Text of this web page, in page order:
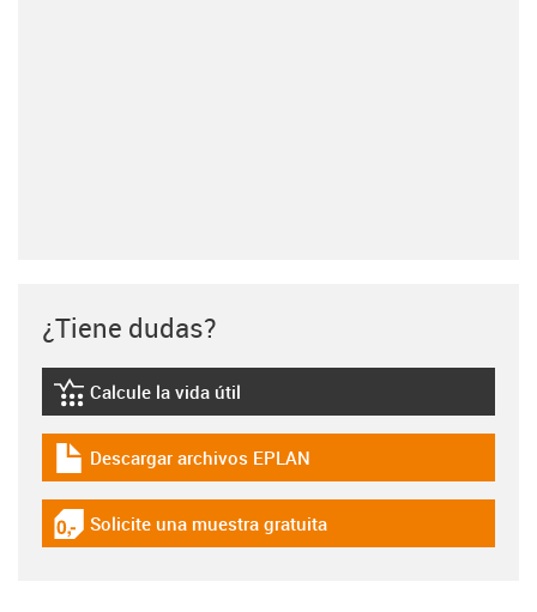
¿Tiene dudas?
igus-icon-lebensdauerrechner
Calcule la vida útil
igus-icon-download-plan
Descargar archivos EPLAN
igus-icon-gratismuster
Solicite una muestra gratuita